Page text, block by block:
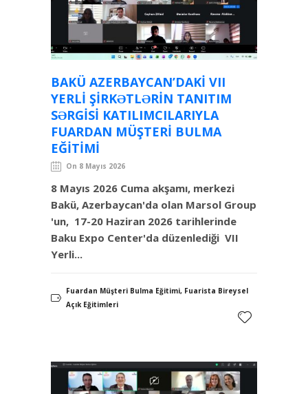
BAKÜ AZERBAYCAN’DAKI VII
YERLI ŞIRKƏTLƏRIN TANITIM
SƏRGISI KATILIMCILARIYLA
FUARDAN MÜŞTERI BULMA
EĞITIMI
On 8 Mayıs 2026
8 Mayıs 2026 Cuma akşamı, merkezi
Bakü, Azerbaycan'da olan Marsol Group
'un, 17-20 Haziran 2026 tarihlerinde
Baku Expo Center'da düzenlediği VII
Yerli...
Fuardan Müşteri Bulma Eğitimi, Fuarista Bireysel
Açık Eğitimleri